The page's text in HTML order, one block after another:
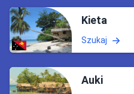
Kieta
Szukaj
Auki